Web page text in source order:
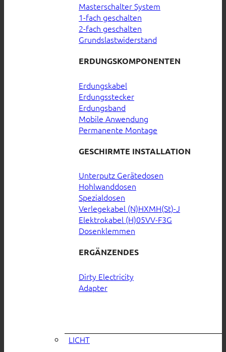
Masterschalter System
1-fach geschalten
2-fach geschalten
Grundslastwiderstand
ERDUNGSKOMPONENTEN
Erdungskabel
Erdungsstecker
Erdungsband
Mobile Anwendung
Permanente Montage
GESCHIRMTE INSTALLATION
Unterputz Gerätedosen
Hohlwanddosen
Spezialdosen
Verlegekabel (N)HXMH(St)-J
Elektrokabel (H)05VV-F3G
Dosenklemmen
ERGÄNZENDES
Dirty Electricity
Adapter
LICHT